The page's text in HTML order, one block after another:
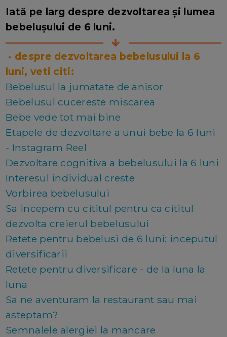
Iată pe larg despre dezvoltarea și lumea
bebelușului de 6 luni.
- despre dezvoltarea bebelusului la 6
luni, veti citi:
Bebelusul la jumatate de anisor
Bebelusul cucereste miscarea
Bebe vede tot mai bine
Etapele de dezvoltare a unui bebe la 6 luni
- Instagram Reel
Dezvoltare cognitiva a bebelusului la 6 luni
Interesul individual creste
Vorbirea bebelusului
Sa incepem cu cititul pentru ca cititul
dezvolta creierul bebelusului
Retete pentru bebelusi de 6 luni: inceputul
diversificarii
Retete pentru diversificare - de la luna la
luna
Sa ne aventuram la restaurant sau mai
asteptam?
Semnalele alergiei la mancare